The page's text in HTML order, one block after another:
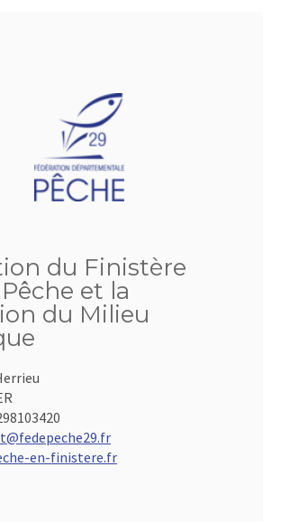
du Finistère
et la
du Milieu
en-finistere.fr